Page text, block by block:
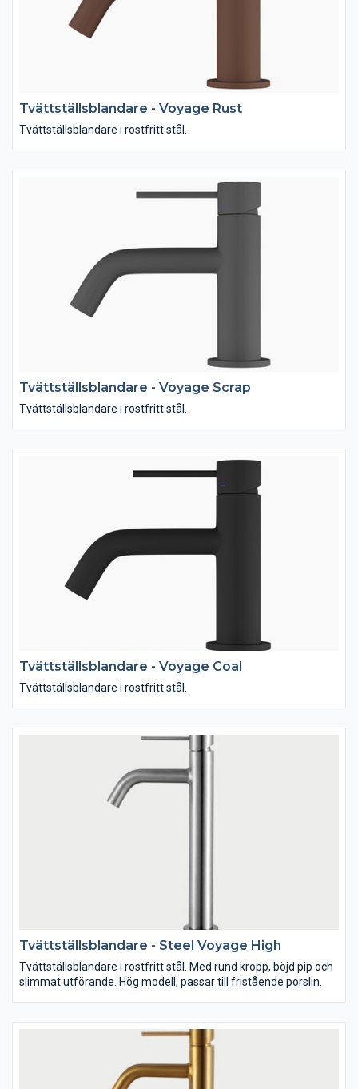
Tvättställsblandare - Voyage Rust
Tvättställsblandare i rostfritt stål.
Tvättställsblandare - Voyage Scrap
Tvättställsblandare i rostfritt stål.
Tvättställsblandare - Voyage Coal
Tvättställsblandare i rostfritt stål.
Tvättställsblandare - Steel Voyage High
Tvättställsblandare i rostfritt stål. Med rund kropp, böjd pip och
slimmat utförande. Hög modell, passar till fristående porslin.